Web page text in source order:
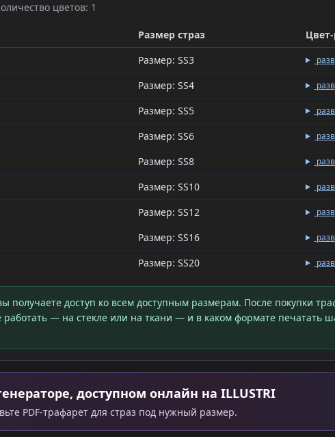
цветов: 1
Размер страз
Размер: SS3
Размер: SS4
Размер: SS5
Размер: SS6
Размер: SS8
Размер: SS10
Размер: SS12
Размер: SS16
Размер: SS20
получаете доступ ко всем доступным размерам. После покупки
— на стекле или на ткани — и в каком формате печатать
доступном онлайн на ILLUSTRI
PDF-трафарет для страз под нужный размер.